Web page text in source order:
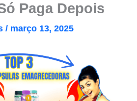
Paga Depois
/ março 13, 2025